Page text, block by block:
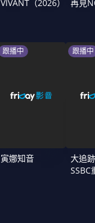
VIVANT（2026） 再見
跟播中
寅娜知音
跟播中
大追
SSBC